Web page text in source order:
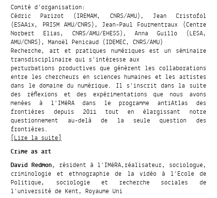
Comité d’organisation:
Cédric Parizot (IREMAM, CNRS/AMU), Jean Cristofol
(ESAAix, PRISM AMU/CNRS), Jean-Paul Fourmentraux (Centre
Norbert Elias, CNRS/AMU/EHESS), Anna Guillo (LESA,
AMU/CNRS), Manoël Penicaud (IDEMEC, CNRS/AMU)
Recherche, art et pratiques numériques est un séminaire
transdisciplinaire qui s’intéresse aux
perturbations productives que génèrent les collaborations
entre les chercheurs en sciences humaines et les artistes
dans le domaine du numérique. Il s’inscrit dans la suite
des réflexions et des expérimentations que nous avons
menées à l’IMéRA dans le programme antiAtlas des
frontières depuis 2011 tout en élargissant notre
questionnement au-delà de la seule question des
frontières.
[Lire la suite]
Crime as art
David Redmon, résident à l’IMéRA,réalisateur, sociologue,
criminologie et ethnographie de la vidéo à l’Ecole de
Politique, sociologie et recherche sociales de
l’université de Kent, Royaume Uni